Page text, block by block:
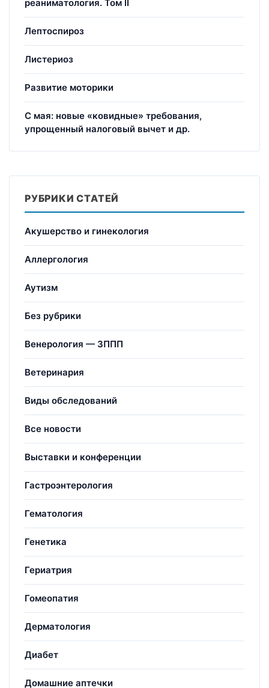
реаниматология. Том II
Лептоспироз
Листериоз
Развитие моторики
С мая: новые «ковидные» требования,
упрощенный налоговый вычет и др.
РУБРИКИ СТАТЕЙ
Акушерство и гинекология
Аллергология
Аутизм
Без рубрики
Венерология — ЗППП
Ветеринария
Виды обследований
Все новости
Выставки и конференции
Гастроэнтерология
Гематология
Генетика
Гериатрия
Гомеопатия
Дерматология
Диабет
Домашние аптечки